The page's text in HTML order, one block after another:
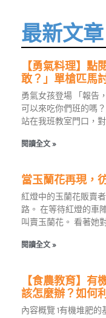
最新文章
【勇氣料理】點
敢？」單槍匹馬
勇氣女孩登場 「報告
可以來吃你們班的嗎
站在我班教室門口，
閱讀全文 »
當玉蘭花再現，
紅燈中的玉蘭花販賣
路。 在等待紅燈的車
叫賣玉蘭花。 看著她
閱讀全文 »
【食農教育】有
該怎麼辦？如何
內容概覽 1有機堆肥